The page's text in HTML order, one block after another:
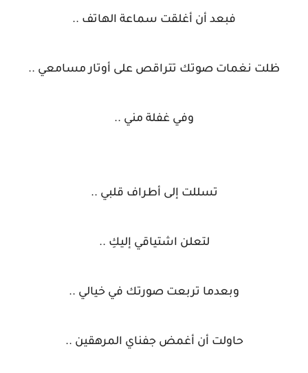
فبعد أن أغلقت سماعة الهاتف ..
ظلت نغمات صوتك تتراقص على أوتار مسامعي ..
وفي غفلة مني ..
تسللت إلى أطراف قلبي ..
لتعلن اشتياقي إليكِ ..
وبعدما تربعت صورتك في خيالي ..
حاولت أن أغمض جفناي المرهقين ..